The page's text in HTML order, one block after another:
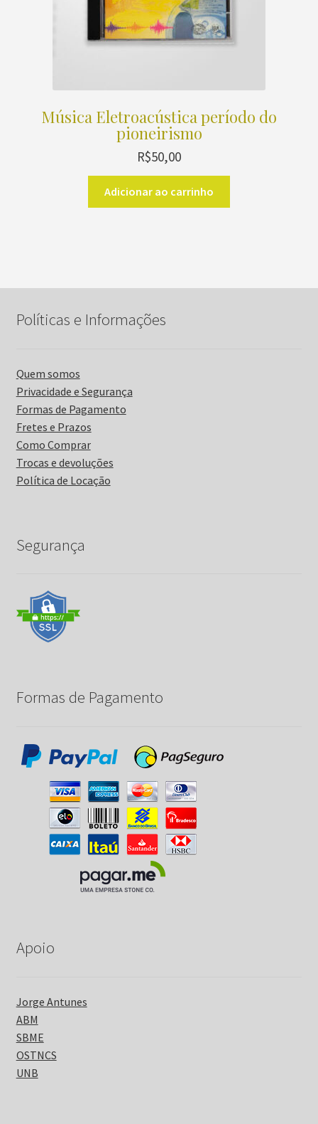
Música Eletroacústica período do
pioneirismo
R$50,00
Adicionar ao carrinho
Políticas e Informações
Quem somos
Privacidade e Segurança
Formas de Pagamento
Fretes e Prazos
Como Comprar
Trocas e devoluções
Política de Locação
Segurança
Formas de Pagamento
Apoio
Jorge Antunes
ABM
SBME
OSTNCS
UNB